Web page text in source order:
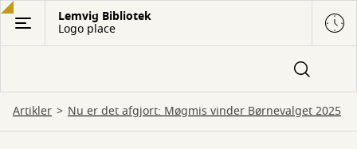
Gå
hovedindhold
Lemvig Bibliotek
Logo place
Artikler Nu er det afgjort: Møgmis vinder Børnevalget 2025